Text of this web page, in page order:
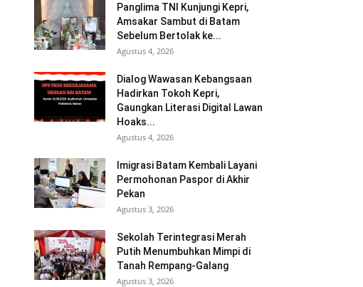
Panglima TNI Kunjungi Kepri,
Amsakar Sambut di Batam
Sebelum Bertolak ke...
Agustus 4, 2026
Dialog Wawasan Kebangsaan
Hadirkan Tokoh Kepri,
Gaungkan Literasi Digital Lawan
Hoaks...
Agustus 4, 2026
Imigrasi Batam Kembali Layani
Permohonan Paspor di Akhir
Pekan
Agustus 3, 2026
Sekolah Terintegrasi Merah
Putih Menumbuhkan Mimpi di
Tanah Rempang-Galang
Agustus 3, 2026